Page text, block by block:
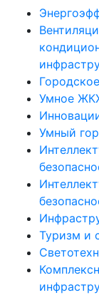
Умное
Умный
Туризм и